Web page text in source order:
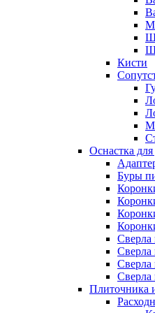
Кисти
Оснастка
Буры
Сверла
Сверла
Сверла
Плиточника